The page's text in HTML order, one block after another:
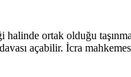
ortak olduğu
açabilir. İcra